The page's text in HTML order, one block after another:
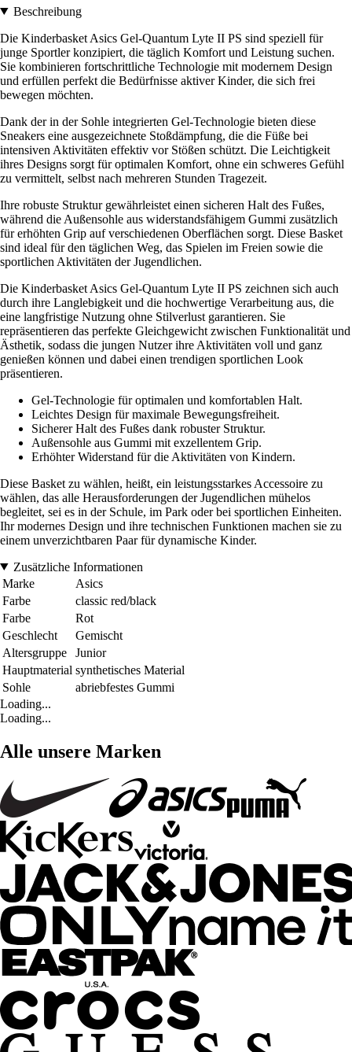
Beschreibung
Die Kinderbasket Asics Gel-Quantum Lyte II PS sind speziell für
junge Sportler konzipiert, die täglich Komfort und Leistung suchen.
Sie kombinieren fortschrittliche Technologie mit modernem Design
und erfüllen perfekt die Bedürfnisse aktiver Kinder, die sich frei
bewegen möchten.
Dank der in der Sohle integrierten Gel-Technologie bieten diese
Sneakers eine ausgezeichnete Stoßdämpfung, die die Füße bei
intensiven Aktivitäten effektiv vor Stößen schützt. Die Leichtigkeit
ihres Designs sorgt für optimalen Komfort, ohne ein schweres Gefühl
zu vermittelt, selbst nach mehreren Stunden Tragezeit.
Ihre robuste Struktur gewährleistet einen sicheren Halt des Fußes,
während die Außensohle aus widerstandsfähigem Gummi zusätzlich
für erhöhten Grip auf verschiedenen Oberflächen sorgt. Diese Basket
sind ideal für den täglichen Weg, das Spielen im Freien sowie die
sportlichen Aktivitäten der Jugendlichen.
Die Kinderbasket Asics Gel-Quantum Lyte II PS zeichnen sich auch
durch ihre Langlebigkeit und die hochwertige Verarbeitung aus, die
eine langfristige Nutzung ohne Stilverlust garantieren. Sie
repräsentieren das perfekte Gleichgewicht zwischen Funktionalität und
Ästhetik, sodass die jungen Nutzer ihre Aktivitäten voll und ganz
genießen können und dabei einen trendigen sportlichen Look
präsentieren.
Gel-Technologie für optimalen und komfortablen Halt.
Leichtes Design für maximale Bewegungsfreiheit.
Sicherer Halt des Fußes dank robuster Struktur.
Außensohle aus Gummi mit exzellentem Grip.
Erhöhter Widerstand für die Aktivitäten von Kindern.
Diese Basket zu wählen, heißt, ein leistungsstarkes Accessoire zu
wählen, das alle Herausforderungen der Jugendlichen mühelos
begleitet, sei es in der Schule, im Park oder bei sportlichen Einheiten.
Ihr modernes Design und ihre technischen Funktionen machen sie zu
einem unverzichtbaren Paar für dynamische Kinder.
Zusätzliche Informationen
Marke
Asics
Farbe
classic red/black
Farbe
Rot
Geschlecht
Gemischt
Altersgruppe
Junior
Hauptmaterial synthetisches Material
Sohle
abriebfestes Gummi
Loading...
Loading...
Alle unsere Marken